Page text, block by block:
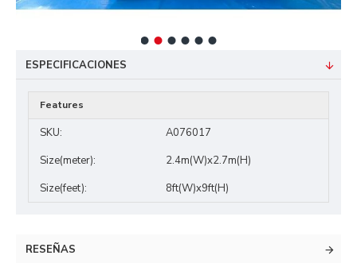
ESPECIFICACIONES
Features
SKU:
A076017
Size(meter):
2.4m(W)x2.7m(H)
Size(feet):
8ft(W)x9ft(H)
RESEÑAS